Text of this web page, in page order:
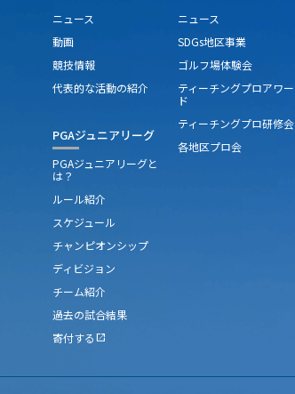
ニュース
動画
競技情報
代表的な活動の紹介
PGAジュニアリーグ
PGAジュニアリーグと
は？
ルール紹介
スケジュール
チャンピオンシップ
ディビジョン
チーム紹介
過去の試合結果
寄付する open_in_new
ニュース
SDGs地区事業
ゴルフ場体験会
ティーチングプロアワー
ド
ティーチングプロ研修会
各地区プロ会